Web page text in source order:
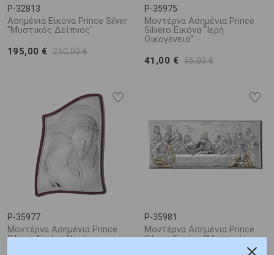
P-32813
Ασημένια Εικόνα Prince Silver
"Μυστικός Δείπνος"
195,00 € 260,00 €
P-35975
Μοντέρνα Ασημένια Prince
Silvero Εικόνα "Ιερή
Οικογένεια"
41,00 € 55,00 €
P-35977
Μοντέρνα Ασημένια Prince
Silvero Εικόνα "Ιερή
P-35981
Μοντέρνα Ασημένια Prince
Silvero Εικόνα "Μυστικός